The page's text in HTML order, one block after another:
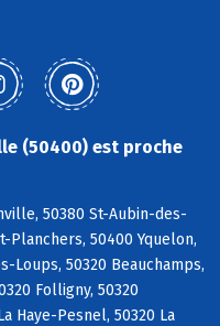
(50400) est proche
50380 St-Aubin-des-
Planchers, 50400 Yquelon,
Loups, 50320 Beauchamps,
Folligny, 50320
Haye-Pesnel, 50320 La